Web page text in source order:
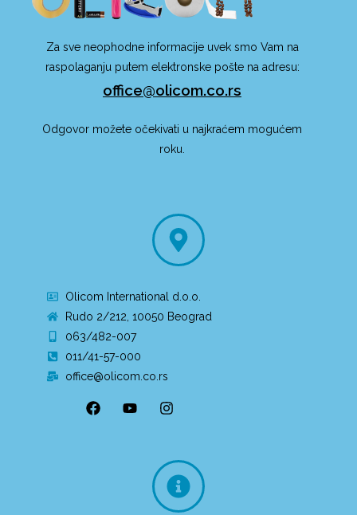
Za sve neophodne informacije uvek smo Vam na
raspolaganju putem elektronske pošte na adresu:
office@olicom.co.rs
Odgovor možete očekivati u najkraćem mogućem
roku.
Olicom International d.o.o.
Rudo 2/212, 10050 Beograd
063/482-007
011/41-57-000
office@olicom.co.rs